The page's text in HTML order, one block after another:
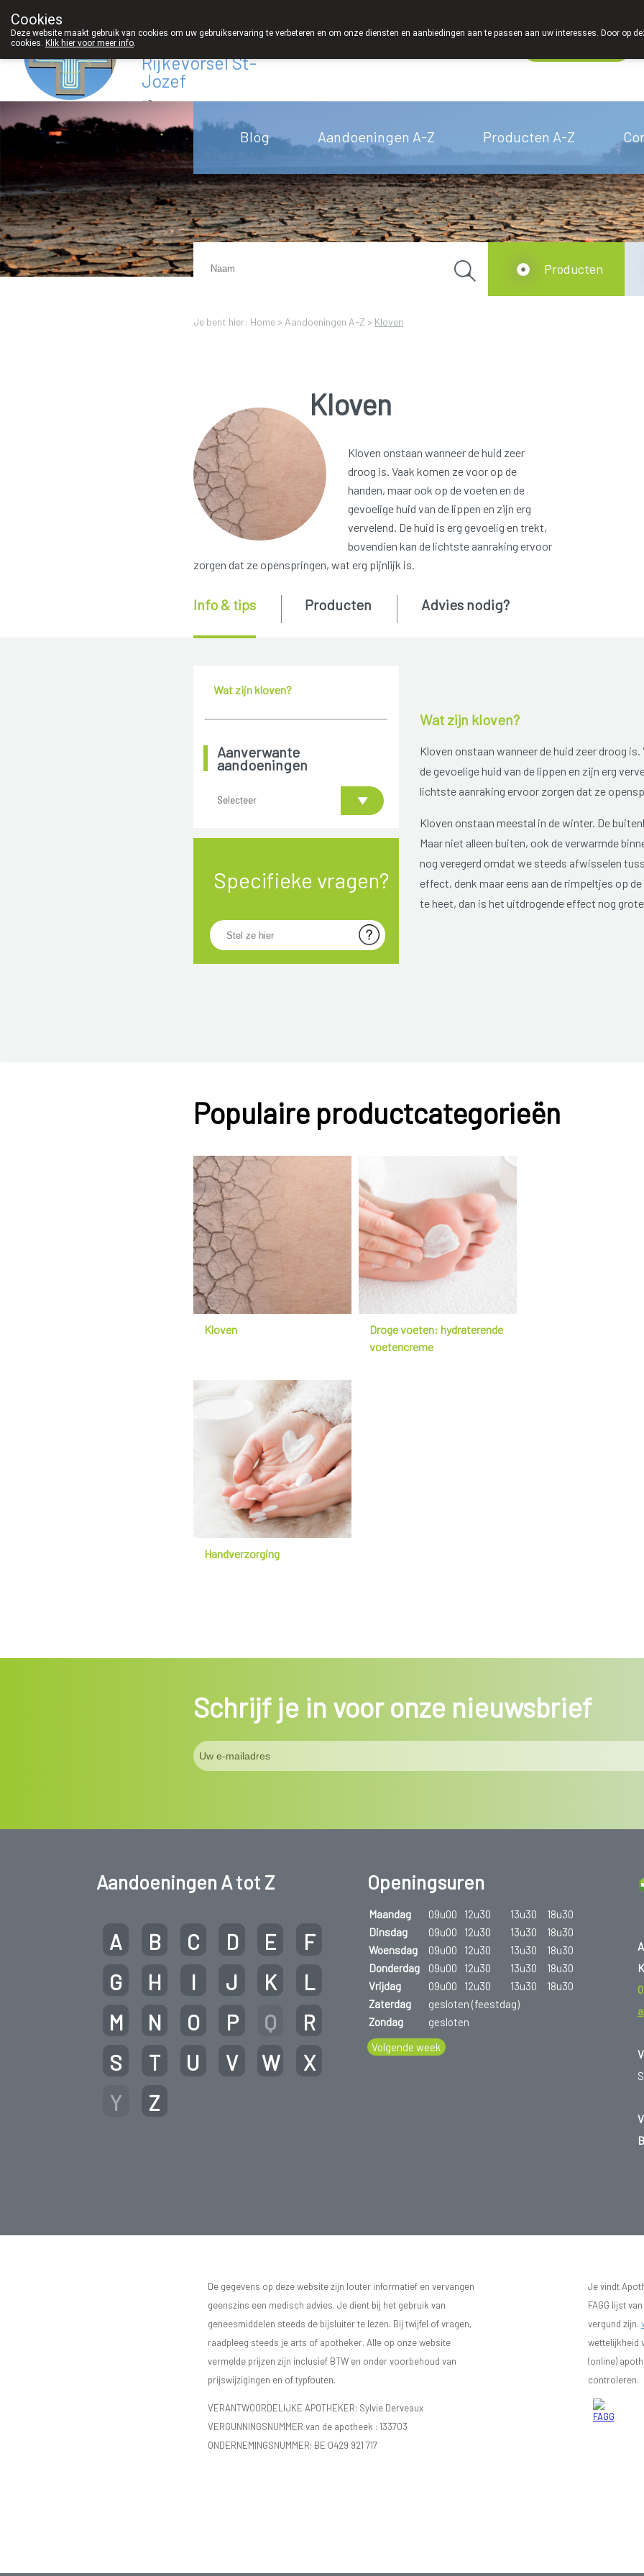
Apotheek
Derveaux
Rijkevorsel St-
Jozef
03/312 12 20
Blog Aandoeningen A-Z Producten A-Z
Je bent hier: Home > Aandoeningen A-Z > Kloven
Producten
Kloven
Kloven onstaan wanneer de huid zeer
droog is. Vaak komen ze voor op de
handen, maar ook op de voeten en de
gevoelige huid van de lippen en zijn erg
vervelend. De huid is erg gevoelig en trekt,
bovendien kan de lichtste aanraking ervoor
zorgen dat ze openspringen, wat erg pijnlijk is.
Wat zijn kloven?
Aanverwante
aandoeningen
Selecteer
Specifieke vragen?
Info & tips Producten Advies nodig?
Wat zijn kloven?
Kloven onstaan wanneer de huid zeer droog
de gevoelige huid van de lippen en zijn erg
lichtste aanraking ervoor zorgen dat ze
Kloven onstaan meestal in de winter. De
Maar niet alleen buiten, ook de verwarmde
nog veregerd omdat we steeds afwisselen
effect, denk maar eens aan de rimpeltjes op
te heet, dan is het uitdrogende effect nog
Populaire productcategorieën
Kloven
Droge voeten: hydraterende
voetencreme
Handverzorging
Schrijf je in voor onze nieuwsbrief
Aandoeningen A tot Z
A B C D E
F
G
H I J K
L
M
N O P Q
R
S
T U V W
X
Y
Z
Openingsuren
Maandag 09u00 12u30 13u30
18u30
Dinsdag
09u00 12u30 13u30
18u30
Woensdag
09u00 12u30 13u30
18u30
Donderdag
09u00 12u30 13u30
18u30
Vrijdag
09u00 12u30 13u30
18u30
Zaterdag
gesloten (feestdag)
Zondag
gesloten
Volgende week
De gegevens op deze website zijn louter informatief en vervangen
geenszins een medisch advies. Je dient bij het gebruik van
geneesmiddelen steeds de bijsluiter te lezen. Bij twijfel of vragen,
raadpleeg steeds je arts of apotheker. Alle op onze website
vermelde prijzen zijn inclusief BTW en onder voorbehoud van
prijswijzigingen en of typfouten.
VERANTWOORDELIJKE APOTHEKER: Sylvie Derveaux
VERGUNNINGSNUMMER van de apotheek : 133703
ONDERNEMINGSNUMMER: BE 0429 921 717
Je vindt
FAGG lijst
vergund zijn.
wettelijkheid
(online)
controleren.
Cookies
Deze website maakt gebruik van cookies om uw gebruikservaring te verbeteren en om onze diensten en aanbiedingen aan te passen aan uw interesses. Door op
cookies. Klik hier voor meer info.